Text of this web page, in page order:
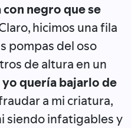
negro que se
hicimos una fila
pompas del oso
de altura en un
yo quería bajarlo de
a mi criatura,
siendo infatigables y